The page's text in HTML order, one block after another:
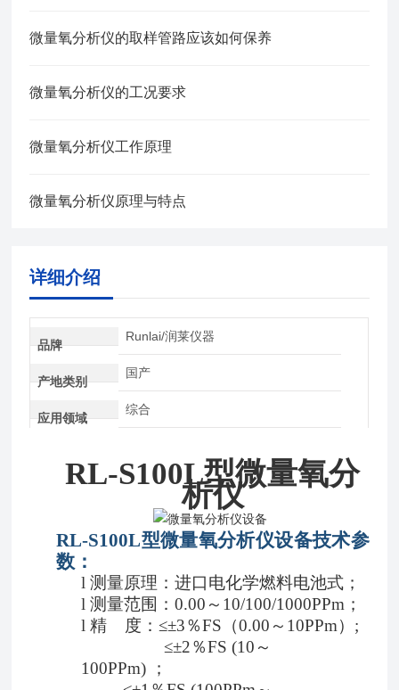
微量氧分析仪的取样管路应该如何保养
微量氧分析仪的工况要求
微量氧分析仪工作原理
微量氧分析仪原理与特点
详细介绍
品牌
Runlai/润莱仪器
产地类别
国产
应用领域
综合
RL-S100L型微量氧分
析仪
RL-S100L型微量氧分析仪设备技术参
数：
l测量原理 ：进口电化学燃料电池式 ；
l测量范围：0.00～10/100/1000PPm ；
l精 度：≤±3％FS（0.00～10PPm） ;
≤±2％FS (10～
100PPm)
；